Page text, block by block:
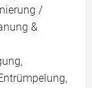
/
&